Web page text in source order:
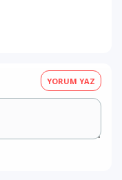
YORUM YAZ